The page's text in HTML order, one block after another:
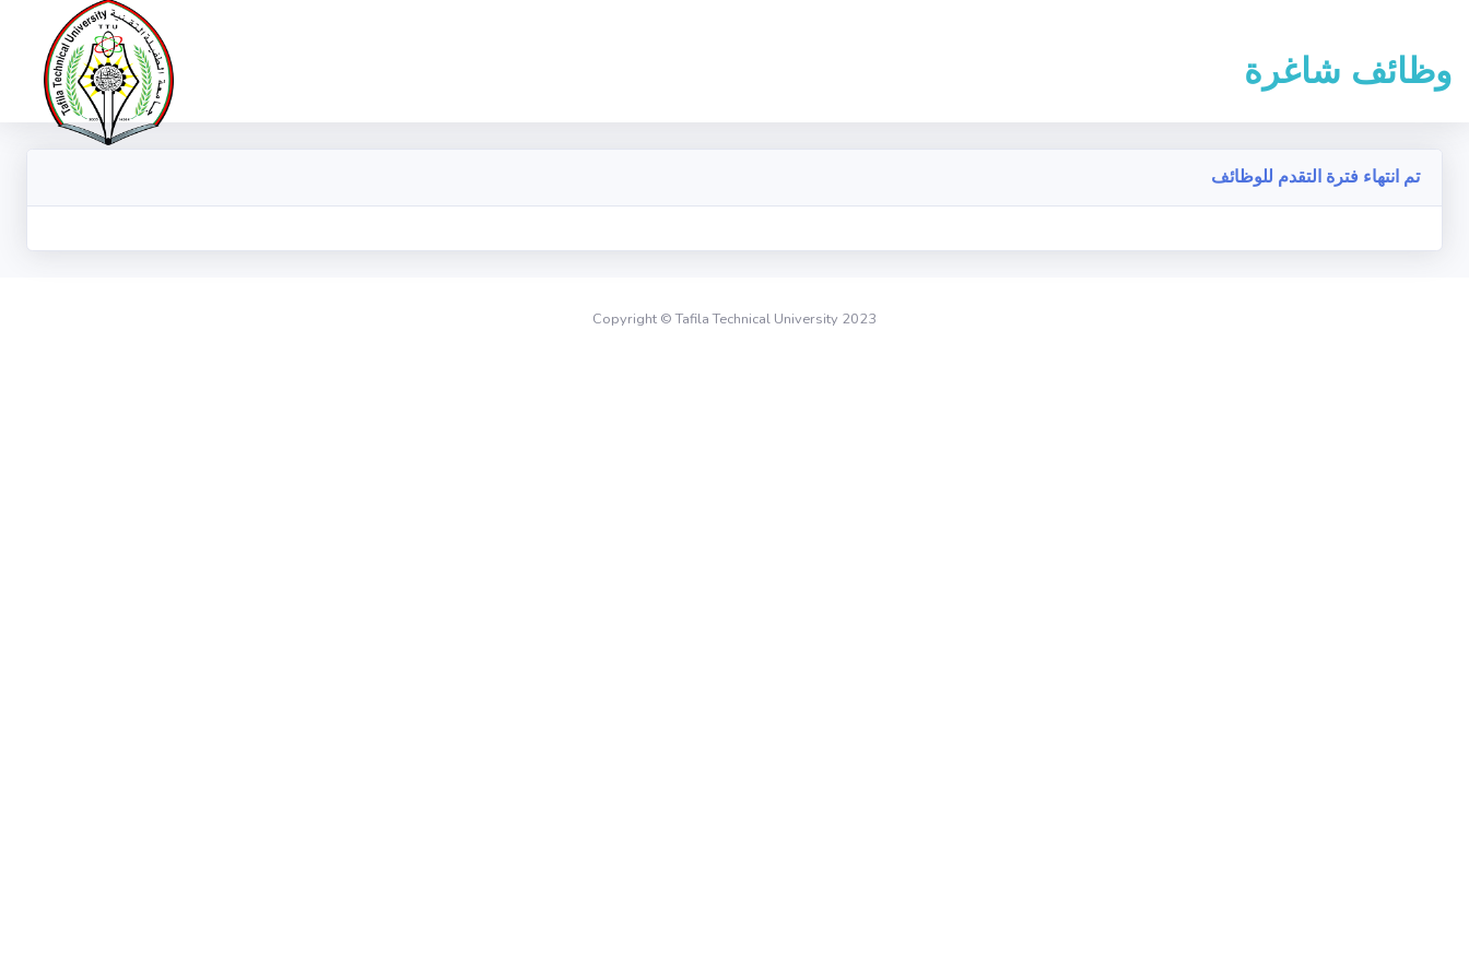
وظائف شاغرة
تم انتهاء فترة التقدم للوظائف
Copyright © Tafila Technical University 2023